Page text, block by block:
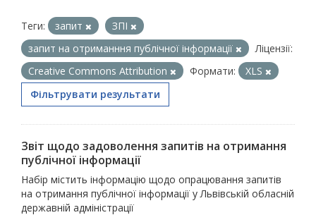
Теги: запит
ЗПІ
запит на отриманння публічної інформації
Ліцензії:
Creative Commons Attribution
Формати:
XLS
Фільтрувати результати
Звіт щодо задоволення запитів на отримання
публічної інформації
Набір містить інформацію щодо опрацювання запитів
на отримання публічної інформації у Львівській обласній
державній адміністрації